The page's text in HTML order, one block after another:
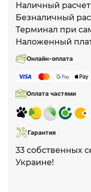
Наличный расчет
Безналичный
Терминал при
Наложенный
Онлайн-оплата
Оплата частями
Гарантия
33 собственных
Украине!